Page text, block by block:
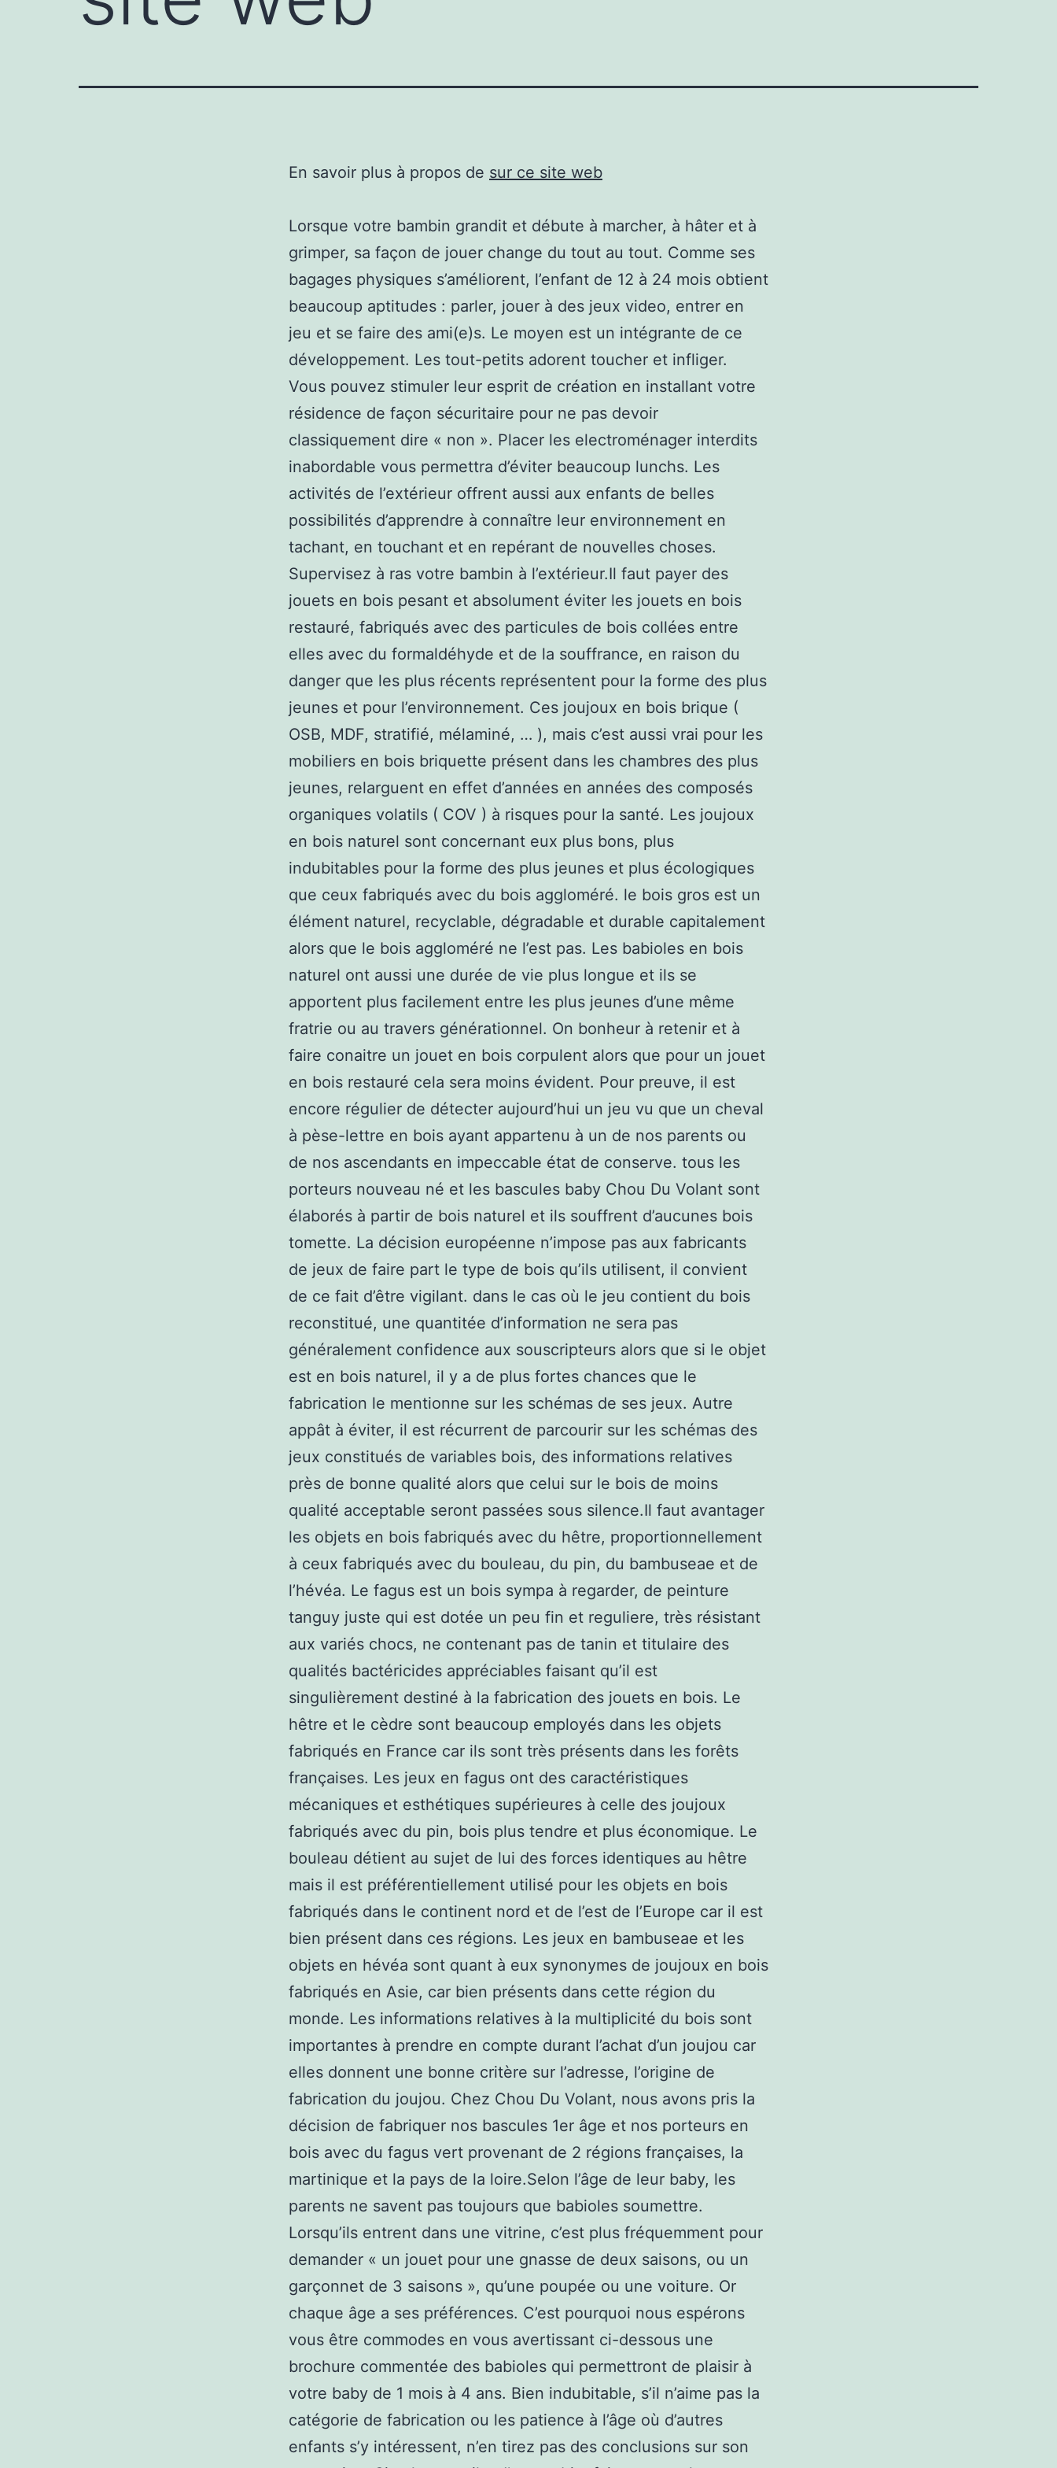
En savoir plus à propos de sur ce site web
Lorsque votre bambin grandit et débute à marcher, à hâter et à
grimper, sa façon de jouer change du tout au tout. Comme ses
bagages physiques s’améliorent, l’enfant de 12 à 24 mois obtient
beaucoup aptitudes : parler, jouer à des jeux video, entrer en
jeu et se faire des ami(e)s. Le moyen est un intégrante de ce
développement. Les tout-petits adorent toucher et infliger.
Vous pouvez stimuler leur esprit de création en installant votre
résidence de façon sécuritaire pour ne pas devoir
classiquement dire « non ». Placer les electroménager interdits
inabordable vous permettra d’éviter beaucoup lunchs. Les
activités de l’extérieur offrent aussi aux enfants de belles
possibilités d’apprendre à connaître leur environnement en
tachant, en touchant et en repérant de nouvelles choses.
Supervisez à ras votre bambin à l’extérieur.Il faut payer des
jouets en bois pesant et absolument éviter les jouets en bois
restauré, fabriqués avec des particules de bois collées entre
elles avec du formaldéhyde et de la souffrance, en raison du
danger que les plus récents représentent pour la forme des plus
jeunes et pour l’environnement. Ces joujoux en bois brique (
OSB, MDF, stratifié, mélaminé, … ), mais c’est aussi vrai pour les
mobiliers en bois briquette présent dans les chambres des plus
jeunes, relarguent en effet d’années en années des composés
organiques volatils ( COV ) à risques pour la santé. Les joujoux
en bois naturel sont concernant eux plus bons, plus
indubitables pour la forme des plus jeunes et plus écologiques
que ceux fabriqués avec du bois aggloméré. le bois gros est un
élément naturel, recyclable, dégradable et durable capitalement
alors que le bois aggloméré ne l’est pas. Les babioles en bois
naturel ont aussi une durée de vie plus longue et ils se
apportent plus facilement entre les plus jeunes d’une même
fratrie ou au travers générationnel. On bonheur à retenir et à
faire conaitre un jouet en bois corpulent alors que pour un jouet
en bois restauré cela sera moins évident. Pour preuve, il est
encore régulier de détecter aujourd’hui un jeu vu que un cheval
à pèse-lettre en bois ayant appartenu à un de nos parents ou
de nos ascendants en impeccable état de conserve. tous les
porteurs nouveau né et les bascules baby Chou Du Volant sont
élaborés à partir de bois naturel et ils souffrent d’aucunes bois
tomette. La décision européenne n’impose pas aux fabricants
de jeux de faire part le type de bois qu’ils utilisent, il convient
de ce fait d’être vigilant. dans le cas où le jeu contient du bois
reconstitué, une quantitée d’information ne sera pas
généralement confidence aux souscripteurs alors que si le objet
est en bois naturel, il y a de plus fortes chances que le
fabrication le mentionne sur les schémas de ses jeux. Autre
appât à éviter, il est récurrent de parcourir sur les schémas des
jeux constitués de variables bois, des informations relatives
près de bonne qualité alors que celui sur le bois de moins
qualité acceptable seront passées sous silence.Il faut avantager
les objets en bois fabriqués avec du hêtre, proportionnellement
à ceux fabriqués avec du bouleau, du pin, du bambuseae et de
l’hévéa. Le fagus est un bois sympa à regarder, de peinture
tanguy juste qui est dotée un peu fin et reguliere, très résistant
aux variés chocs, ne contenant pas de tanin et titulaire des
qualités bactéricides appréciables faisant qu’il est
singulièrement destiné à la fabrication des jouets en bois. Le
hêtre et le cèdre sont beaucoup employés dans les objets
fabriqués en France car ils sont très présents dans les forêts
françaises. Les jeux en fagus ont des caractéristiques
mécaniques et esthétiques supérieures à celle des joujoux
fabriqués avec du pin, bois plus tendre et plus économique. Le
bouleau détient au sujet de lui des forces identiques au hêtre
mais il est préférentiellement utilisé pour les objets en bois
fabriqués dans le continent nord et de l’est de l’Europe car il est
bien présent dans ces régions. Les jeux en bambuseae et les
objets en hévéa sont quant à eux synonymes de joujoux en bois
fabriqués en Asie, car bien présents dans cette région du
monde. Les informations relatives à la multiplicité du bois sont
importantes à prendre en compte durant l’achat d’un joujou car
elles donnent une bonne critère sur l’adresse, l’origine de
fabrication du joujou. Chez Chou Du Volant, nous avons pris la
décision de fabriquer nos bascules 1er âge et nos porteurs en
bois avec du fagus vert provenant de 2 régions françaises, la
martinique et la pays de la loire.Selon l’âge de leur baby, les
parents ne savent pas toujours que babioles soumettre.
Lorsqu’ils entrent dans une vitrine, c’est plus fréquemment pour
demander « un jouet pour une gnasse de deux saisons, ou un
garçonnet de 3 saisons », qu’une poupée ou une voiture. Or
chaque âge a ses préférences. C’est pourquoi nous espérons
vous être commodes en vous avertissant ci-dessous une
brochure commentée des babioles qui permettront de plaisir à
votre baby de 1 mois à 4 ans. Bien indubitable, s’il n’aime pas la
catégorie de fabrication ou les patience à l’âge où d’autres
enfants s’y intéressent, n’en tirez pas des conclusions sur son